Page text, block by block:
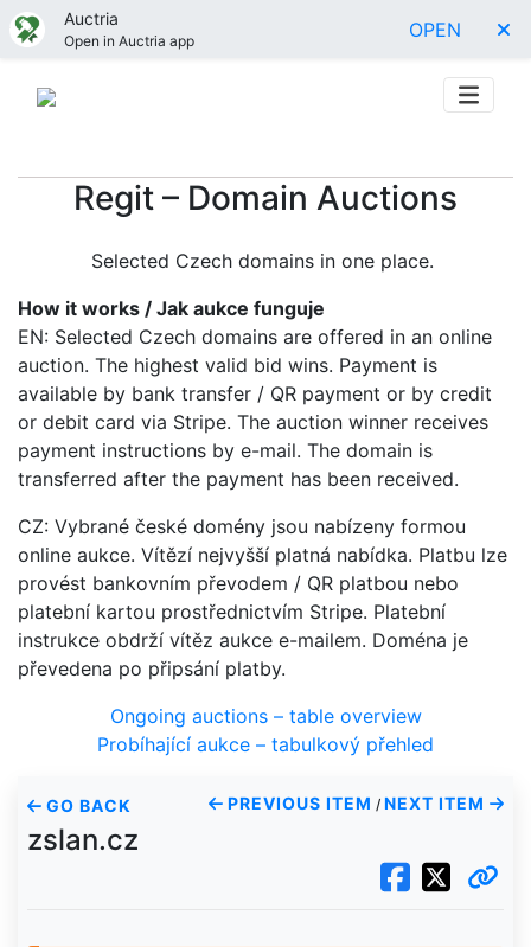
Auctria
Open in Auctria app OPEN
Regit – Domain Auctions
Selected Czech domains in one place.
How it works / Jak aukce funguje
EN: Selected Czech domains are offered in an online
auction. The highest valid bid wins. Payment is
available by bank transfer / QR payment or by credit
or debit card via Stripe. The auction winner receives
payment instructions by e-mail. The domain is
transferred after the payment has been received.
CZ: Vybrané české domény jsou nabízeny formou
online aukce. Vítězí nejvyšší platná nabídka. Platbu lze
provést bankovním převodem / QR platbou nebo
platební kartou prostřednictvím Stripe. Platební
instrukce obdrží vítěz aukce e-mailem. Doména je
převedena po připsání platby.
Ongoing auctions – table overview
Probíhající aukce – tabulkový přehled
GO BACK PREVIOUS ITEM / NEXT ITEM
zslan.cz